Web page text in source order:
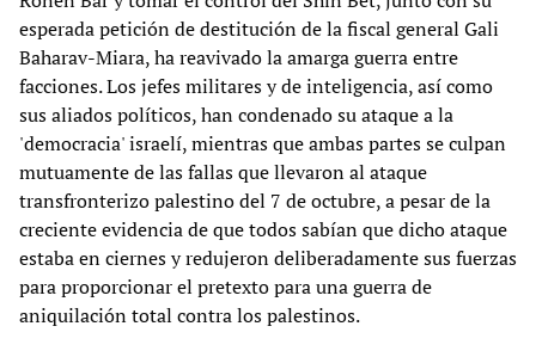
esperada petición de destitución de la fiscal general Gali
Baharav-Miara, ha reavivado la amarga guerra entre
facciones. Los jefes militares y de inteligencia, así como
sus aliados políticos, han condenado su ataque a la
'democracia' israelí, mientras que ambas partes se culpan
mutuamente de las fallas que llevaron al ataque
transfronterizo palestino del 7 de octubre, a pesar de la
creciente evidencia de que todos sabían que dicho ataque
estaba en ciernes y redujeron deliberadamente sus fuerzas
para proporcionar el pretexto para una guerra de
aniquilación total contra los palestinos.